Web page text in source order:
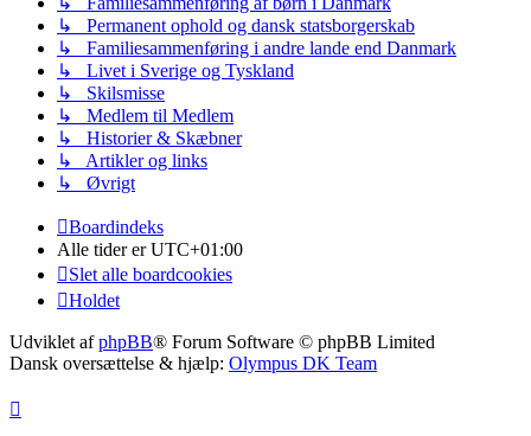
↳ Permanent ophold og dansk statsborgerskab
↳ Familiesammenføring i andre lande end Danmark
↳ Livet i Sverige og Tyskland
↳ Skilsmisse
↳ Medlem til Medlem
↳ Historier & Skæbner
↳ Artikler og links
↳ Øvrigt
Boardindeks
Alle tider erUTC+01:00
Slet alle boardcookies
Holdet
Udviklet afphpBB® Forum Software © phpBB Limited
Dansk oversættelse & hjælp: Olympus DK Team